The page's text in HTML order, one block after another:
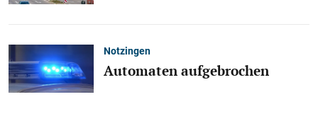
Notzingen
Automaten aufgebrochen